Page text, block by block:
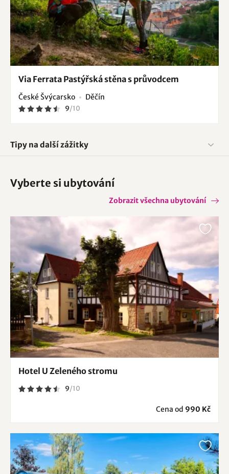
Via Ferrata Pastýřská stěna s průvodcem
České Švýcarsko Děčín
9/10
Tipy na další zážitky
Vyberte si ubytování
Zobrazit všechna ubytování
Hotel U Zeleného stromu
9/10
Cena od 990 Kč